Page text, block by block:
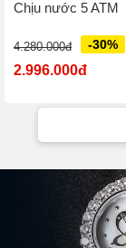
Chịu nước 5 ATM
4.280.000đ -30%
2.996.000đ